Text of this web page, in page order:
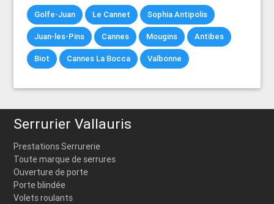
Golfe-Juan Le Cannet Sophia Antipolis
Juan-les-Pins Cannes Mougins Antibes
Biot Cannes La Bocca Valbonne
Serrurier Vallauris
Prestations Serrurerie
Toute marque de serrures
Ouverture de porte
Porte blindée
Volets roulants